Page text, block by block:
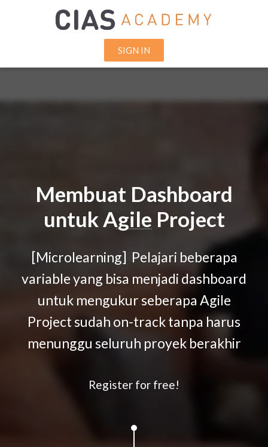
SIGN IN
Membuat Dashboard
untuk Agile Project
[Microlearning] Pelajari beberapa
variable yang bisa menjadi dashboard
untuk mengukur seberapa Agile
Project sudah on-track tanpa harus
menunggu seluruh proyek berakhir
Register for free!